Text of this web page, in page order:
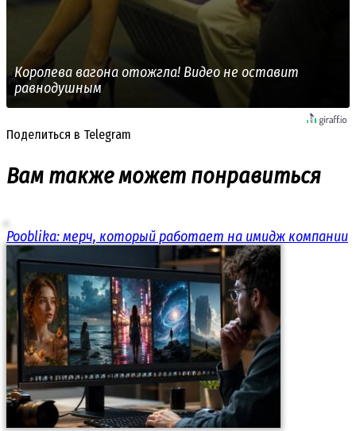
Королева вагона отожгла! Видео не оставит
равнодушным
Поделиться в Telegram
Вам также может понравиться
Pooblika: мерч, который работает на имидж компании